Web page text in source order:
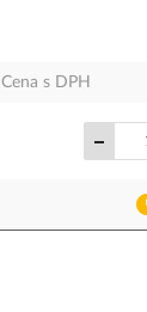
Cena s DPH